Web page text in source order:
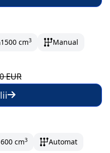
1500 cm3
Manual
EUR
cm3
Automat